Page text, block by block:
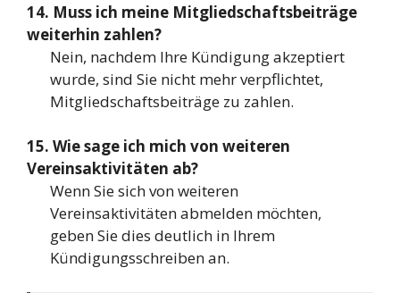
14. Muss ich meine Mitgliedschaftsbeiträge
weiterhin zahlen?
Nein, nachdem Ihre Kündigung akzeptiert
wurde, sind Sie nicht mehr verpflichtet,
Mitgliedschaftsbeiträge zu zahlen.
15. Wie sage ich mich von weiteren
Vereinsaktivitäten ab?
Wenn Sie sich von weiteren
Vereinsaktivitäten abmelden möchten,
geben Sie dies deutlich in Ihrem
Kündigungsschreiben an.